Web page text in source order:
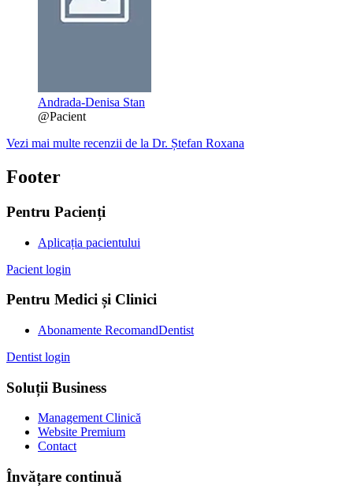
Andrada-Denisa Stan
@Pacient
Vezi mai multe recenzii de la Dr. Ștefan Roxana
Footer
Pentru Pacienți
Aplicația pacientului
Pacient login
Pentru Medici și Clinici
Abonamente RecomandDentist
Dentist login
Soluții Business
Management Clinică
Website Premium
Contact
Învățare continuă